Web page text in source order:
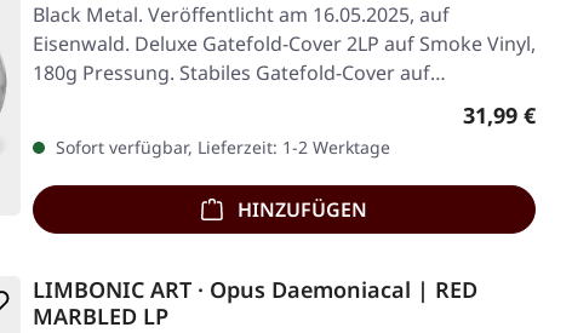
Black Metal. Veröffentlicht am 16.05.2025, auf
Eisenwald. Deluxe Gatefold-Cover 2LP auf Smoke Vinyl,
180g Pressung. Stabiles Gatefold-Cover auf…
Regulärer
31,99 €
Sofort verfügbar, Lieferzeit: 1-2 Werktage
HINZUFÜGEN
LIMBONIC ART · Opus Daemoniacal | RED
MARBLED LP